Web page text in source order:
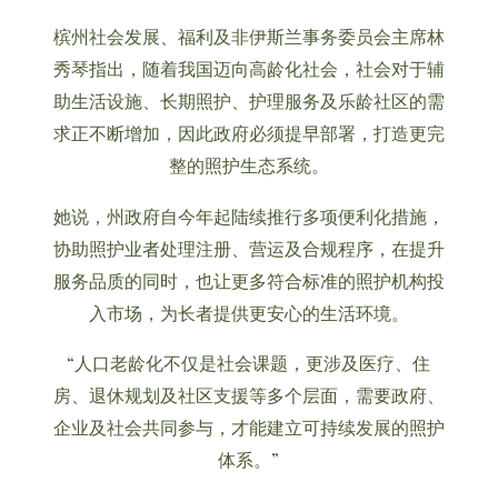
槟州社会发展、福利及非伊斯兰事务委员会主席林
秀琴指出，随着我国迈向高龄化社会，社会对于辅
助生活设施、长期照护、护理服务及乐龄社区的需
求正不断增加，因此政府必须提早部署，打造更完
整的照护生态系统。
她说，州政府自今年起陆续推行多项便利化措施，
协助照护业者处理注册、营运及合规程序，在提升
服务品质的同时，也让更多符合标准的照护机构投
入市场，为长者提供更安心的生活环境。
“人口老龄化不仅是社会课题，更涉及医疗、住
房、退休规划及社区支援等多个层面，需要政府、
企业及社会共同参与，才能建立可持续发展的照护
体系。”